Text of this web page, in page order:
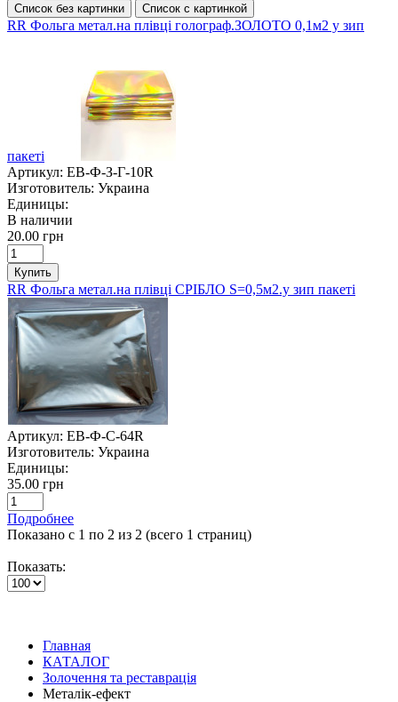
Список без картинки Список с картинкой
RR Фольга метал.на плівці голограф.ЗОЛОТО 0,1м2 у зип
пакеті
Артикул: ЕВ-Ф-З-Г-10R
Изготовитель: Украина
Единицы:
В наличии
20.00 грн
Купить
RR Фольга метал.на плівці СРІБЛО S=0,5м2.у зип пакеті
Артикул: ЕВ-Ф-С-64R
Изготовитель: Украина
Единицы:
35.00 грн
Подробнее
Показано с 1 по 2 из 2 (всего 1 страниц)
Показать:
Главная
КАТАЛОГ
Золочення та реставрація
Металік-ефект